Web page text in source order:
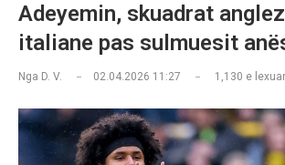
Adeyemin, skuadrat
italiane pas sulmuesit
Nga D. V. 02.04.2026 11:27 1,130 e lexuar